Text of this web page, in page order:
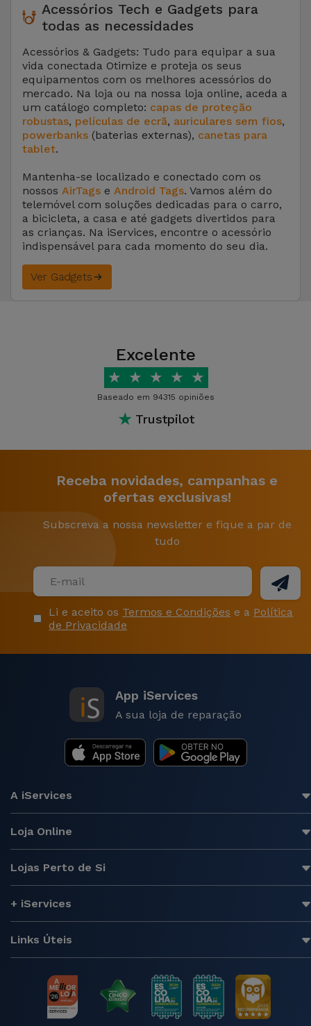
Acessórios Tech e Gadgets para
todas as necessidades
Acessórios & Gadgets: Tudo para equipar a sua
vida conectada Otimize e proteja os seus
equipamentos com os melhores acessórios do
mercado. Na loja ou na nossa loja online, aceda a
um catálogo completo: capas de proteção
robustas, películas de ecrã, auriculares sem fios,
powerbanks (baterias externas), canetas para
tablet.
Mantenha-se localizado e conectado com os
nossos AirTags e Android Tags. Vamos além do
telemóvel com soluções dedicadas para o carro,
a bicicleta, a casa e até gadgets divertidos para
as crianças. Na iServices, encontre o acessório
indispensável para cada momento do seu dia.
Ver Gadgets
Excelente
★ ★ ★ ★ ★
Baseado em 94315 opiniões
★ Trustpilot
Receba novidades, campanhas e
ofertas exclusivas!
Subscreva a nossa newsletter e fique a par de
tudo
Li e aceito os Termos e Condições e a Política
de Privacidade
App iServices
A sua loja de reparação
A iServices
Loja Online
Lojas Perto de Si
+ iServices
Links Úteis